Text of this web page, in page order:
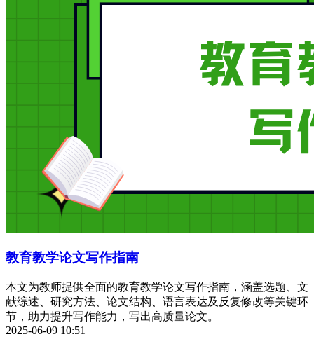
教育教学论文写作指南
本文为教师提供全面的教育教学论文写作指南，涵盖选题、文
献综述、研究方法、论文结构、语言表达及反复修改等关键环
节，助力提升写作能力，写出高质量论文。
2025-06-09 10:51